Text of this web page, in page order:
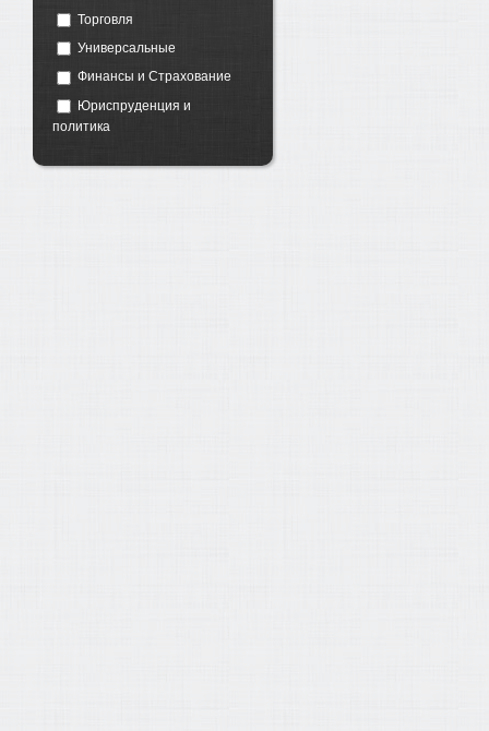
Торговля
Универсальные
Финансы и Страхование
Юриспруденция и
политика